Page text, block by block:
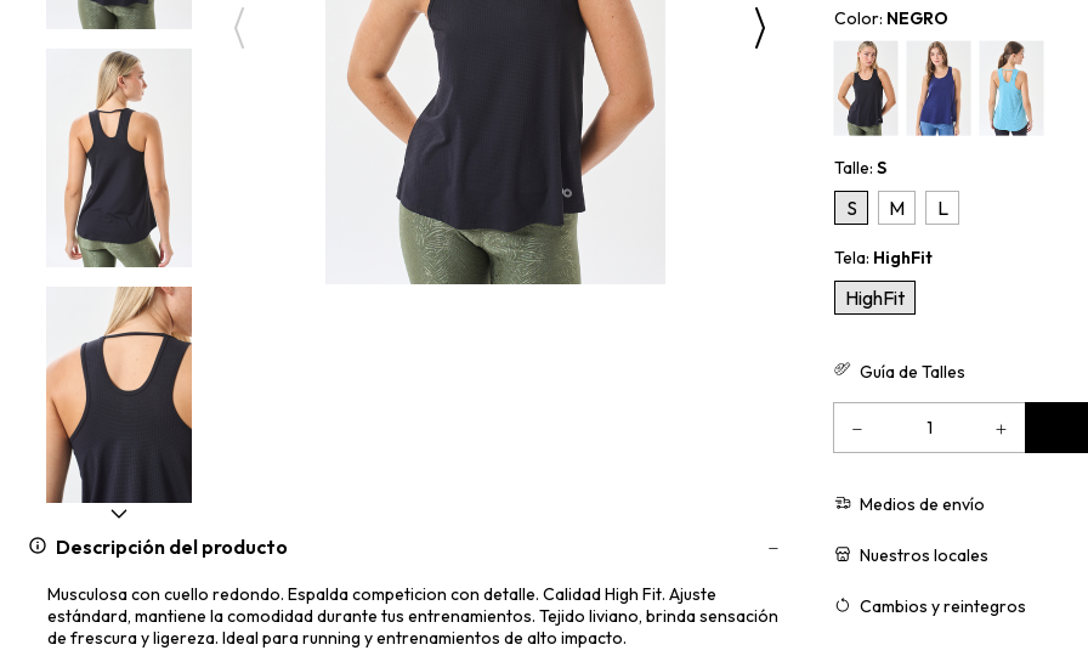
Descripción del producto
Musculosa con cuello redondo. Espalda competicion con detalle. Calidad High Fit. Ajuste
estándard, mantiene la comodidad durante tus entrenamientos. Tejido liviano, brinda sensación
de frescura y ligereza. Ideal para running y entrenamientos de alto impacto.
Color: NEGRO
Talle: S
S M L
Tela: HighFit
HighFit
Guía de Talles
Medios de envío
Nuestros locales
Cambios y reintegros